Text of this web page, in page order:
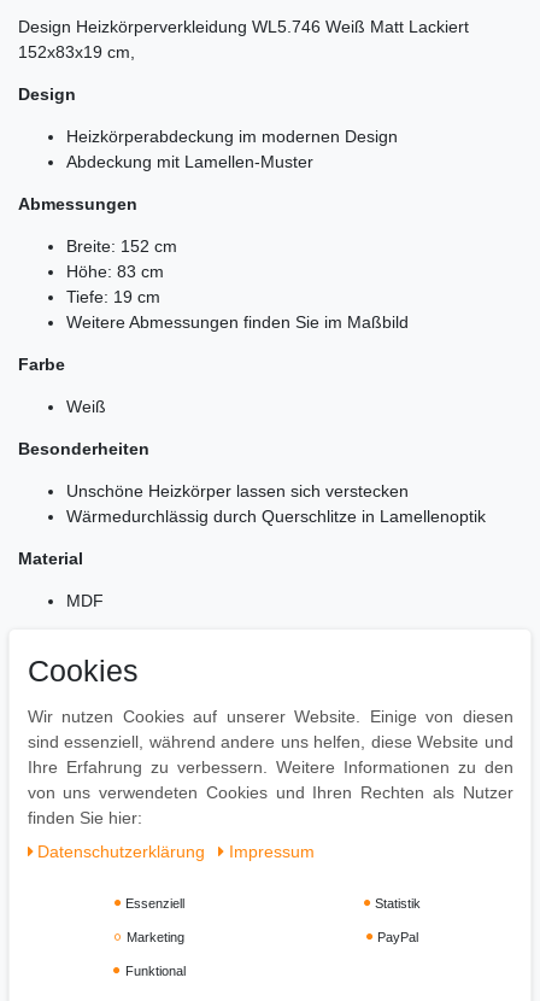
Design Heizkörperverkleidung WL5.746 Weiß Matt Lackiert
152x83x19 cm,
Design
Heizkörperabdeckung im modernen Design
Abdeckung mit Lamellen-Muster
Abmessungen
Breite: 152 cm
Höhe: 83 cm
Tiefe: 19 cm
Weitere Abmessungen finden Sie im Maßbild
Farbe
Weiß
Besonderheiten
Unschöne Heizkörper lassen sich verstecken
Wärmedurchlässig durch Querschlitze in Lamellenoptik
Material
MDF
Eine Abdeckung ohne Dekoration
Montageanleitung und Montagematerial inklusive
Montage
Einfacher Aufbau dank gut durchdachter Konstruktion
Cookies
Wir nutzen Cookies auf unserer Website. Einige von diesen
sind essenziell, während andere uns helfen, diese Website und
Ihre Erfahrung zu verbessern. Weitere Informationen zu den
von uns verwendeten Cookies und Ihren Rechten als Nutzer
finden Sie hier:
Daten­schutz­erklärung
Impressum
Essenziell Statistik
Marketing PayPal
Funktional